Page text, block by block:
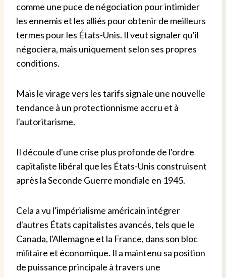
comme une puce de négociation pour intimider
les ennemis et les alliés pour obtenir de meilleurs
termes pour les États-Unis. Il veut signaler qu'il
négociera, mais uniquement selon ses propres
conditions.
Mais le virage vers les tarifs signale une nouvelle
tendance à un protectionnisme accru et à
l'autoritarisme.
Il découle d'une crise plus profonde de l'ordre
capitaliste libéral que les États-Unis construisent
après la Seconde Guerre mondiale en 1945.
Cela a vu l'impérialisme américain intégrer
d'autres États capitalistes avancés, tels que le
Canada, l'Allemagne et la France, dans son bloc
militaire et économique. Il a maintenu sa position
de puissance principale à travers une